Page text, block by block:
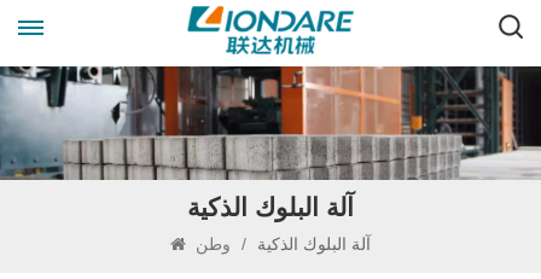
آلة البلوك الذكية
/ آلة البلوك الذكية